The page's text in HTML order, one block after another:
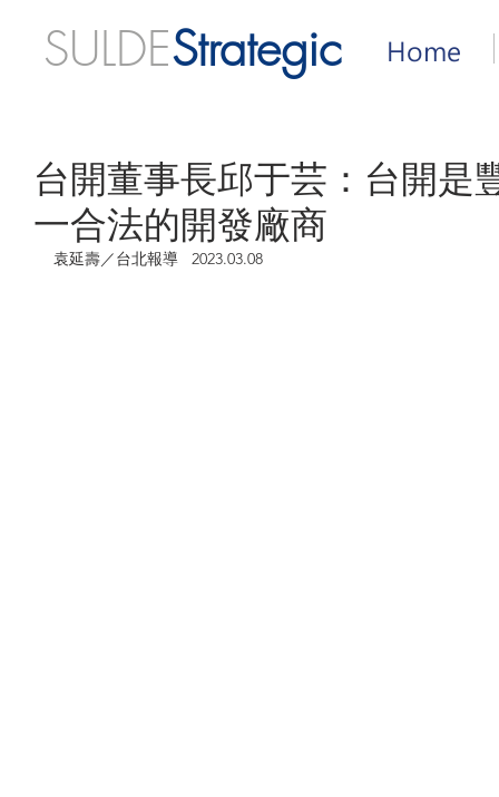
SULDEStrategic Home
台開董事長邱于芸：台開是
一合法的開發廠商
袁延壽／台北報導   2023.03.08